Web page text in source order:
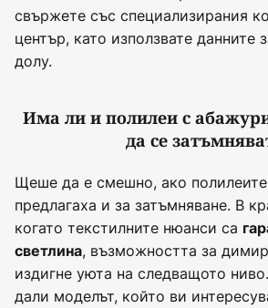
свържете със специализирания
център, като използвате данните
долу.
Има ли и полилеи с
да се
Щеше да е смешно, ако
предлагаха и за затъмняване. В
когато текстилните нюанси са
светлина, възможността за
издигне уюта на следващото
дали моделът, който ви